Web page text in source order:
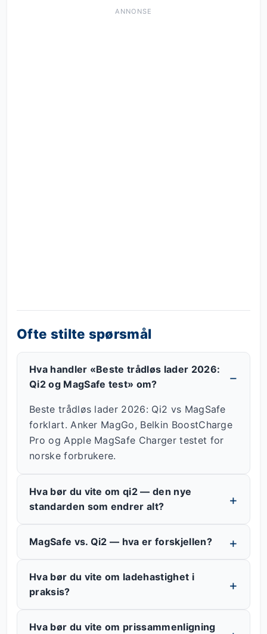
ANNONSE
Ofte stilte spørsmål
Hva handler «Beste trådløs lader 2026:
Qi2 og MagSafe test» om?
Beste trådløs lader 2026: Qi2 vs MagSafe
forklart. Anker MagGo, Belkin BoostCharge
Pro og Apple MagSafe Charger testet for
norske forbrukere.
Hva bør du vite om qi2 — den nye
standarden som endrer alt?
MagSafe vs. Qi2 — hva er forskjellen?
Hva bør du vite om ladehastighet i
praksis?
Hva bør du vite om prissammenligning